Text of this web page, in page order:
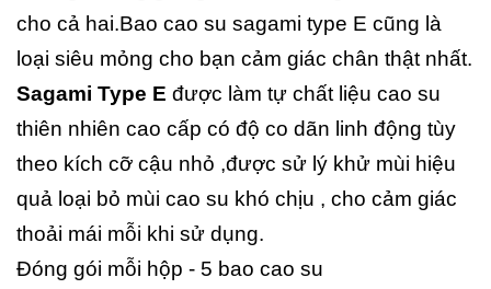
cho cả hai.Bao cao su sagami type E cũng là
loại siêu mỏng cho bạn cảm giác chân thật nhất.
Sagami Type E được làm tự chất liệu cao su
thiên nhiên cao cấp có độ co dãn linh động tùy
theo kích cỡ cậu nhỏ ,được sử lý khử mùi hiệu
quả loại bỏ mùi cao su khó chịu , cho cảm giác
thoải mái mỗi khi sử dụng.
Đóng gói mỗi hộp - 5 bao cao su